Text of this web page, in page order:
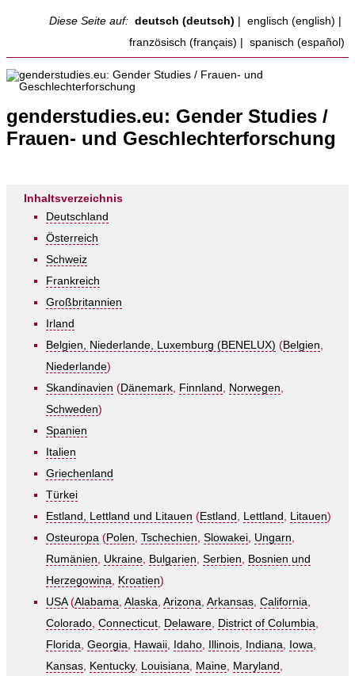
Diese Seite auf: deutsch (deutsch) englisch (english)
französisch (français)
spanisch (español)
genderstudies.eu: Gender Studies /
Frauen- und Geschlechterforschung
Inhaltsverzeichnis
Deutschland
Österreich
Schweiz
Frankreich
Großbritannien
Irland
Belgien, Niederlande, Luxemburg (BENELUX) (Belgien,
Niederlande)
Skandinavien (Dänemark, Finnland , Norwegen,
Schweden)
Spanien
Italien
Griechenland
Türkei
Estland, Lettland und Litauen (Estland , Lettland , Litauen)
Osteuropa (Polen, Tschechien, Slowakei, Ungarn,
Rumänien, Ukraine, Bulgarien, Serbien, Bosnien und
Herzegowina, Kroatien)
USA(Alabama, Alaska, Arizona, Arkansas, California,
Colorado, Connecticut, Delaware, District of Columbia,
Florida, Georgia, Hawaii, Idaho, Illinois, Indiana, Iowa,
Kansas, Kentucky, Louisiana, Maine, Maryland ,